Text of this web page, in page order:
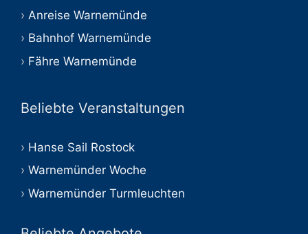
Anreise Warnemünde
Bahnhof Warnemünde
Fähre Warnemünde
Beliebte Veranstaltungen
Hanse Sail Rostock
Warnemünder Woche
Warnemünder Turmleuchten